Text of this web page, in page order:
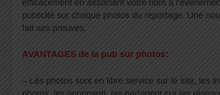
efficacement en associant votre nom à
publicité sur chaque photos du reportage. Une
fait ses preuves.
AVANTAGES de la pub sur photos:
– Les photos sont en libre service sur le site, les